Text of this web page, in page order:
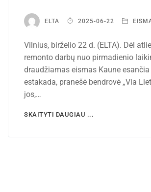
ELTA 2025-06-22
Vilnius, birželio 22 d. (ELTA). Dėl
remonto darbų nuo pirmadienio
draudžiamas eismas Kaune esančia
estakada, pranešė bendrovė „Via
jos,…
SKAITYTI DAUGIAU ...